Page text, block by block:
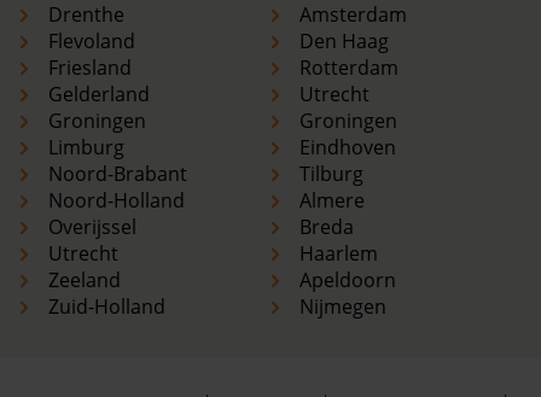
Drenthe
Flevoland
Friesland
Gelderland
Groningen
Limburg
Noord-Brabant
Noord-Holland
Overijssel
Utrecht
Zeeland
Zuid-Holland
Amsterdam
Den Haag
Rotterdam
Utrecht
Groningen
Eindhoven
Tilburg
Almere
Breda
Haarlem
Apeldoorn
Nijmegen